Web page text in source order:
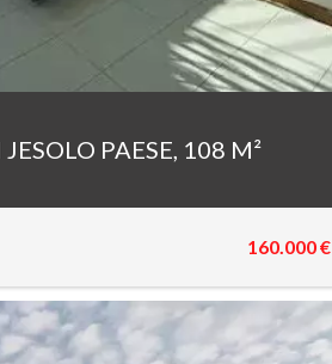
PAESE, 108 M²
160.000 €